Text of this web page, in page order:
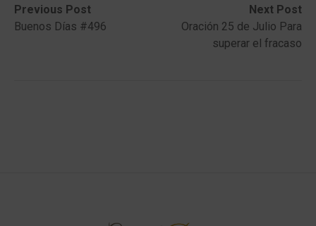
Post
navigation
Previous Post
Previous
post:Buenos Días #496
Next Post
Next
post:
Oración 25 de Julio Para
superar el fracaso